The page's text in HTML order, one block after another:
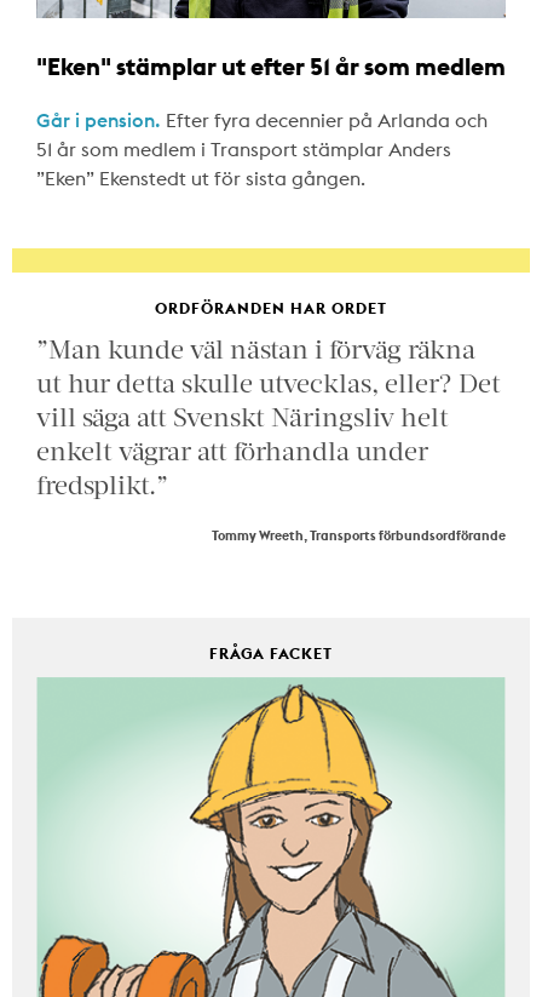
"Eken" stämplar ut efter 51 år som medlem
Går i pension. Efter fyra decennier på Arlanda och
51 år som medlem i Transport stämplar Anders
”Eken” Ekenstedt ut för sista gången.
ORDFÖRANDEN HAR ORDET
”Man kunde väl nästan i förväg räkna
ut hur detta skulle utvecklas, eller? Det
vill säga att Svenskt Näringsliv helt
enkelt vägrar att förhandla under
fredsplikt.”
Tommy Wreeth, Transports förbundsordförande
FRÅGA FACKET